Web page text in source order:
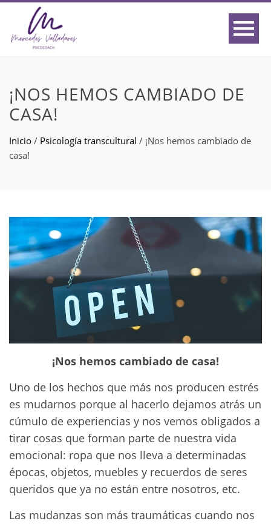
¡NOS HEMOS CAMBIADO DE
CASA!
Inicio / Psicología transcultural / ¡Nos hemos cambiado de
casa!
¡Nos hemos cambiado de casa!
Uno de los hechos que más nos producen estrés
es mudarnos porque al hacerlo dejamos atrás un
cúmulo de experiencias y nos vemos obligados a
tirar cosas que forman parte de nuestra vida
emocional: ropa que nos lleva a determinadas
épocas, objetos, muebles y recuerdos de seres
queridos que ya no están entre nosotros, etc.
Las mudanzas son más traumáticas cuando nos